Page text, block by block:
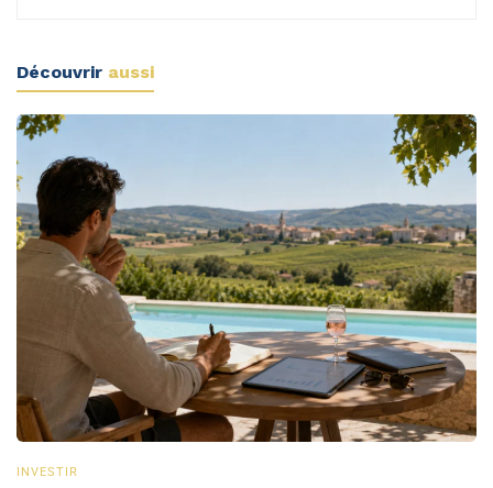
Découvrir aussi
INVESTIR